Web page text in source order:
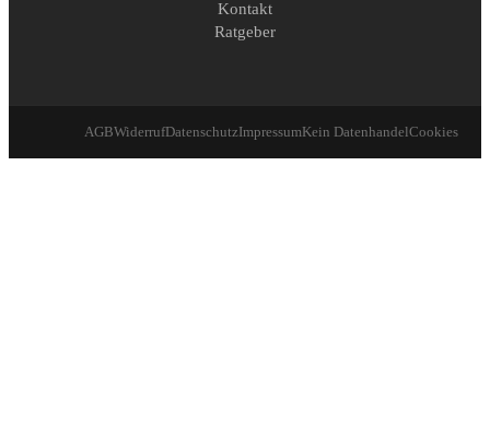
Kontakt
Ratgeber
AGBWiderrufDatenschutzImpressumKein DatenhandelCookies